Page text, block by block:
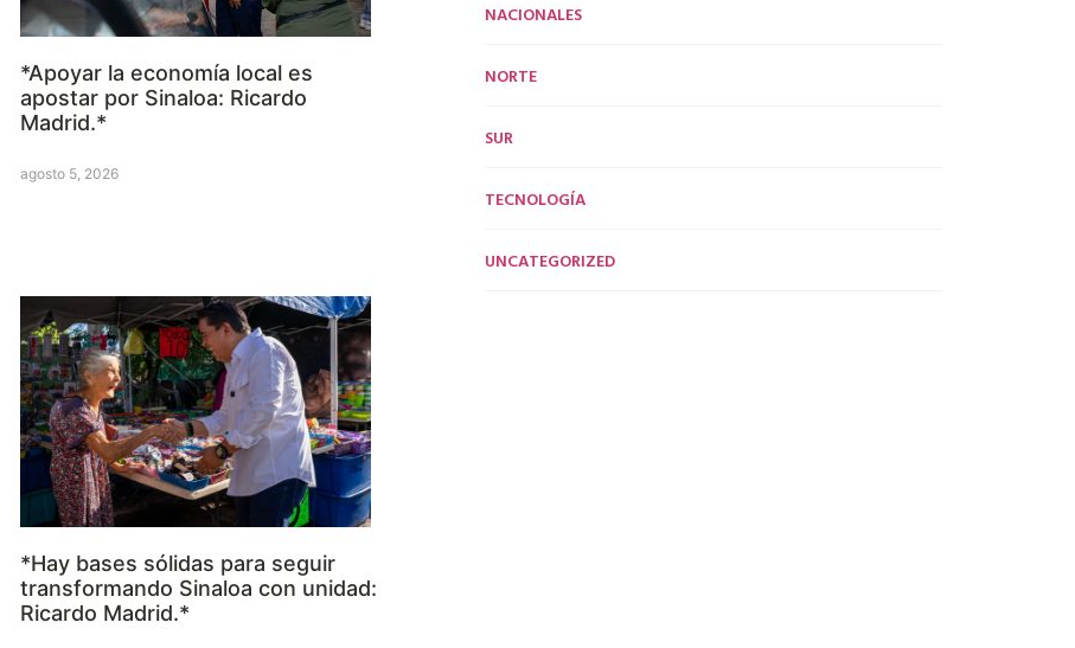
*Apoyar la economía local es
apostar por Sinaloa: Ricardo
Madrid.*
agosto 5, 2026
*Hay bases sólidas para seguir
transformando Sinaloa con unidad:
Ricardo Madrid.*
NACIONALES
NORTE
SUR
TECNOLOGÍA
UNCATEGORIZED